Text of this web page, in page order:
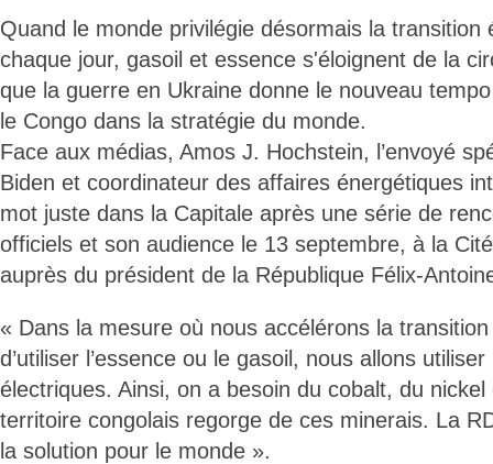
Quand le monde privilégie désormais la transition
chaque jour, gasoil et essence s'éloignent de la
que la guerre en Ukraine donne le nouveau
le Congo dans la stratégie du monde.
Face aux médias, Amos J. Hochstein, l’envoyé
Biden et coordinateur des affaires énergétiques
mot juste dans la Capitale après une série de
officiels et son audience le 13 septembre, à la
auprès du président de la République Félix-
« Dans la mesure où nous accélérons la
d’utiliser l’essence ou le gasoil, nous allons
électriques. Ainsi, on a besoin du cobalt, du
territoire congolais regorge de ces minerais. La
la solution pour le monde ».